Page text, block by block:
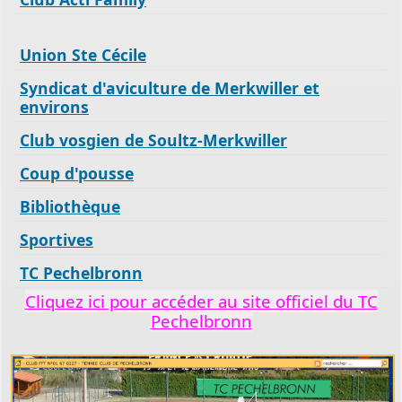
Union Ste Cécile
Syndicat d'aviculture de Merkwiller et
environs
Club vosgien de Soultz-Merkwiller
Coup d'pousse
Bibliothèque
Sportives
TC Pechelbronn
Cliquez ici pour accéder au site officiel du TC
Pechelbronn